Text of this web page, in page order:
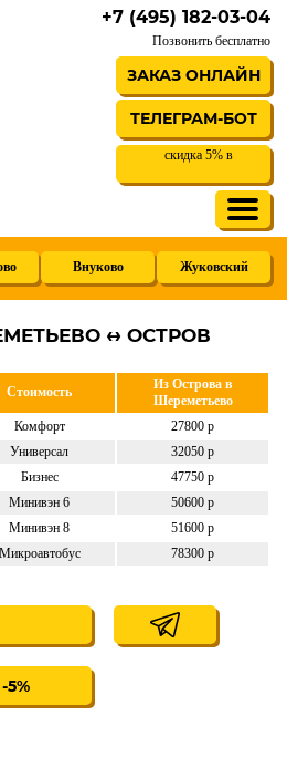
+7 (495) 182-03-04
Позвонить бесплатно
ЗАКАЗ ОНЛАЙН
ТЕЛЕГРАМ-БОТ
скидка 5% в
Внуково Жуковский
↔ ОСТРОВ
Стоимость
Из Острова в
Шереметьево
Комфорт
27800 р
Универсал
32050 р
Бизнес
47750 р
Минивэн 6
50600 р
Минивэн 8
51600 р
Микроавтобус 78300 р
-5%